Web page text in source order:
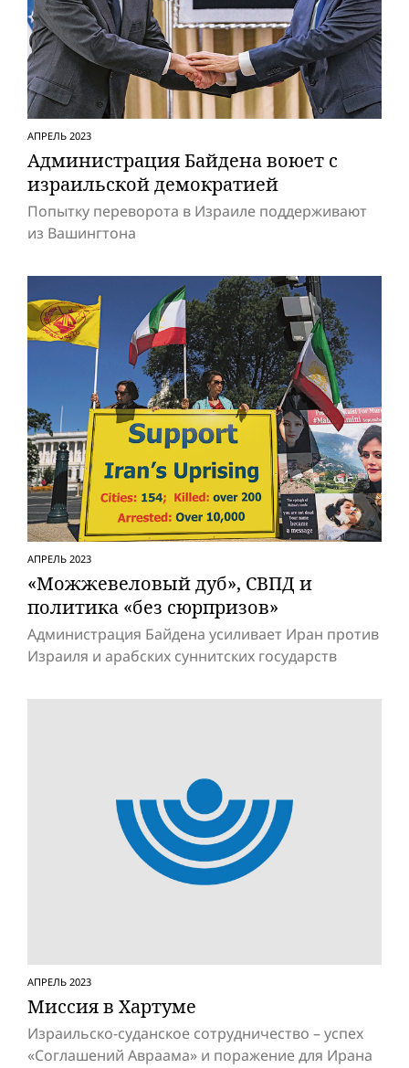
АПРЕЛЬ 2023
Администрация Байдена воюет с
израильской демократией
Попытку переворота в Израиле поддерживают
из Вашингтона
АПРЕЛЬ 2023
«Можжевеловый дуб», СВПД и
политика «без сюрпризов»
Администрация Байдена усиливает Иран против
Израиля и арабских суннитских государств
АПРЕЛЬ 2023
Миссия в Хартуме
Израильско-суданское сотрудничество – успех
«Соглашений Авраама» и поражение для Ирана